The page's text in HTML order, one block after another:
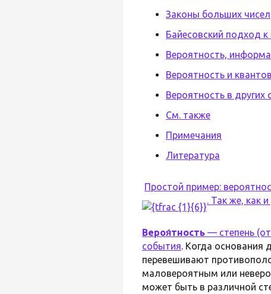
Законы больших чисел
Байесовский подход к
Вероятность,
Вероятность и
Вероятность в других
См. также
Примечания
Литература
Простой пример:
. Так же, как
Вероя́тность — степень
события. Когда основания
перевешивают
маловероятным или
может быть в различной